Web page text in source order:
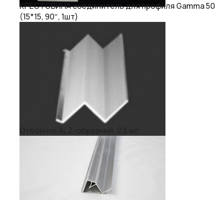
КРЕСТОВИНА соединитель для профиля Gamma 50
(15*15, 90″, 1шт)